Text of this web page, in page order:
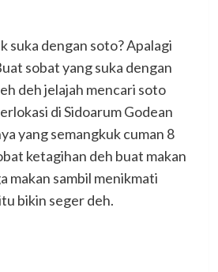
suka dengan soto? Apalagi
sobat yang suka dengan
deh jelajah mencari soto
di Sidoarum Godean
yang semangkuk cuman 8
ketagihan deh buat makan
makan sambil menikmati
bikin seger deh.